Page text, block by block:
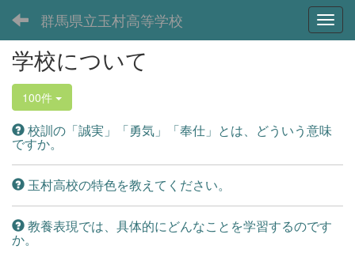
群馬県立玉村高等学校
学校について
100件
校訓の「誠実」「勇気」「奉仕」とは、どういう意味
ですか。
玉村高校の特色を教えてください。
教養表現では、具体的にどんなことを学習するのです
か。